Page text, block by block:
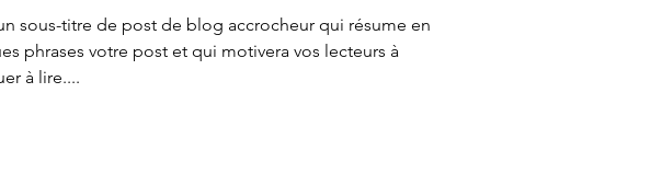
sous-titre de post de blog accrocheur qui résume en
phrases votre post et qui motivera vos lecteurs à
à lire....